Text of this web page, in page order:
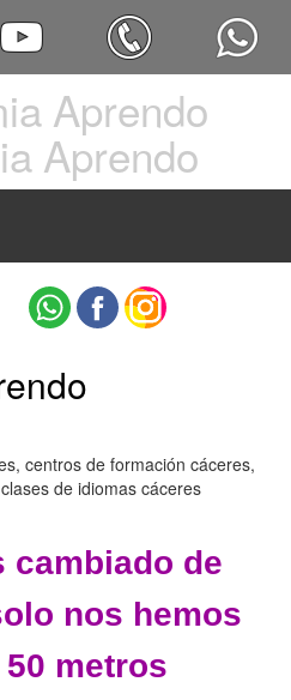
Aprendo
cambiado de
nos hemos
metros